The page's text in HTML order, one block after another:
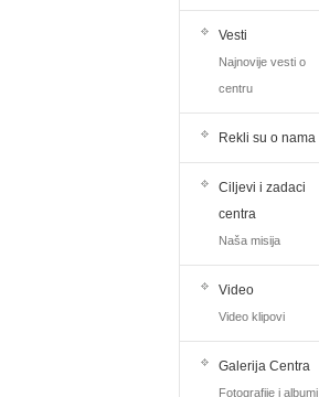
Vesti
Najnovije vesti o
centru
Rekli su o nama
Ciljevi i zadaci
centra
Naša misija
Video
Video klipovi
Galerija Centra
Fotografije i albumi